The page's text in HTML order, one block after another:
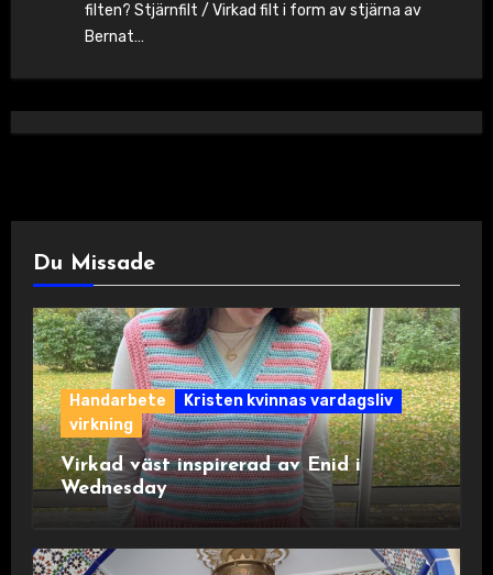
filten? Stjärnfilt / Virkad filt i form av stjärna av
Bernat…
Du Missade
Handarbete
Kristen kvinnas vardagsliv
virkning
Virkad väst inspirerad av Enid i
Wednesday